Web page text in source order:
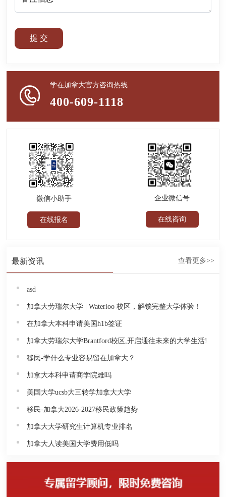
提 交
学在加拿大官方咨询热线
400-609-1118
微信小助手
在线报名
企业微信号
在线咨询
最新资讯 查看更多>>
asd
加拿大劳瑞尔大学 | Waterloo 校区，解锁完整大学体验！
在加拿大本科申请美国h1b签证
加拿大劳瑞尔大学Brantford校区,开启通往未来的大学生活!
移民-学什么专业容易留在加拿大？
加拿大本科申请商学院难吗
美国大学ucsb大三转学加拿大大学
移民-加拿大2026-2027移民政策趋势
加拿大大学研究生计算机专业排名
加拿大人读美国大学费用低吗